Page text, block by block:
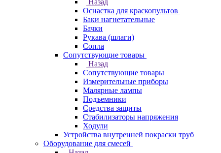
Назад
Оснастка для краскопультов
Баки нагнетательные
Бачки
Рукава (шлаги)
Сопла
Сопутствующие товары
Назад
Сопутствующие товары
Измерительные приборы
Малярные лампы
Подъемники
Средства защиты
Стабилизаторы напряжения
Ходули
Устройства внутренней покраски труб
Оборудование для смесей